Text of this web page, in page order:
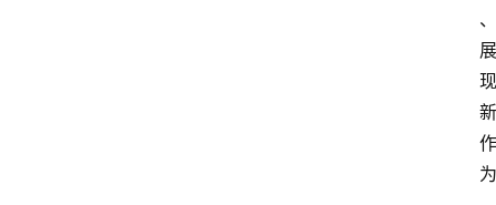
、
展
现
新
作
为